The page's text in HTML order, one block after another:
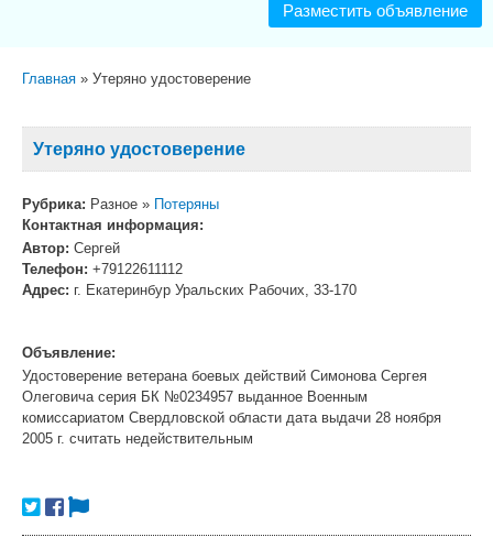
Разместить объявление
Главная Утеряно удостоверение
Утеряно удостоверение
Рубрика: Разное » Потеряны
Контактная информация:
Автор: Сергей
Телефон: +79122611112
Адрес: г. Екатеринбур Уральских Рабочих, 33-170
Объявление:
Удостоверение ветерана боевых действий Симонова Сергея
Олеговича серия БК №0234957 выданное Военным
комиссариатом Свердловской области дата выдачи 28 ноября
2005 г. считать недействительным